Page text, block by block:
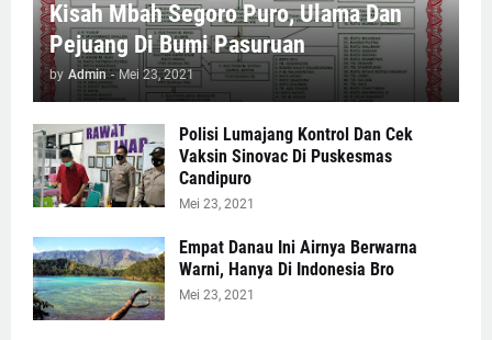
Kisah Mbah Segoro Puro, Ulama Dan
Pejuang Di Bumi Pasuruan
by Admin - Mei 23, 2021
Polisi Lumajang Kontrol Dan Cek
Vaksin Sinovac Di Puskesmas
Candipuro
Mei 23, 2021
Empat Danau Ini Airnya Berwarna
Warni, Hanya Di Indonesia Bro
Mei 23, 2021